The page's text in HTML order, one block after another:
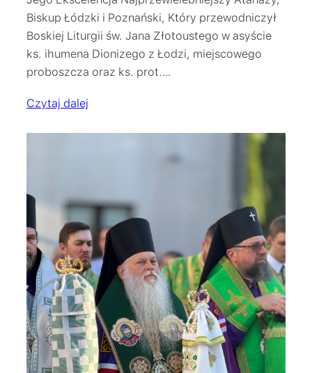
Biskup Łódzki i Poznański, Który przewodniczył
Boskiej Liturgii św. Jana Złotoustego w asyście
ks. ihumena Dionizego z Łodzi, miejscowego
proboszcza oraz ks. prot.…
Czytaj dalej